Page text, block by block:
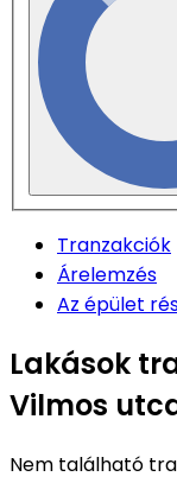
Tranzakciók
Árelemzés
Az épület
Lakások
Vilmos
Nem található